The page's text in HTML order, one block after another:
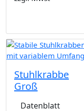
Stuhlkrabbe
Groß
Datenblatt